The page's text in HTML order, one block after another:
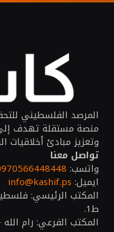
المرصد الفلسطيني
منصة مستقلة تهدف
وتعزيز مبادئ أخلاقيات
تواصل معنا
واتسب:
ايميل: info@kashif.ps
المكتب الرئيسي:
ط1.
المكتب الفرعي: رام